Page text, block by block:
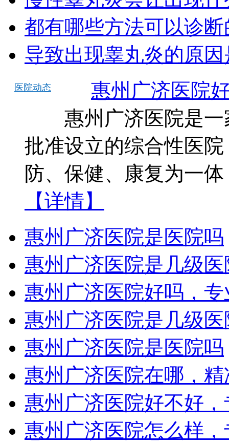
都有哪些方法可以诊
导致出现睾丸炎的原
医院动态
惠州广济医院
惠州广济医院是一
批准设立的综合性医
防、保健、康复为一
【详情】
惠州广济医院是医院吗
惠州广济医院是几级医
惠州广济医院好吗，专
惠州广济医院是几级医
惠州广济医院是医院吗
惠州广济医院在哪，精
惠州广济医院好不好，
惠州广济医院怎么样，